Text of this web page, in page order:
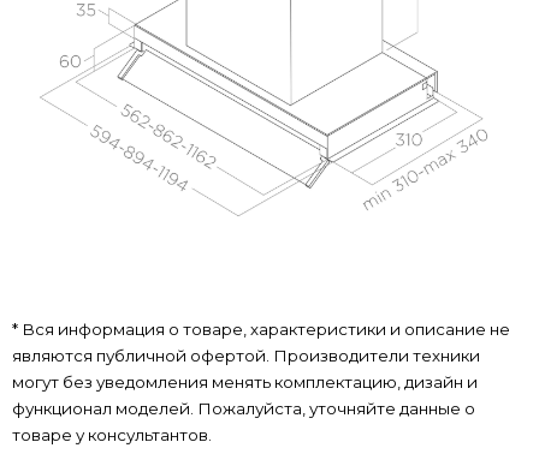
* Вся информация о товаре, характеристики и описание не
являются публичной офертой. Производители техники
могут без уведомления менять комплектацию, дизайн и
функционал моделей. Пожалуйста, уточняйте данные о
товаре у консультантов.